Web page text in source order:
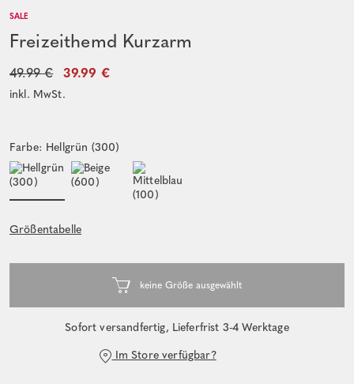
SALE
Freizeithemd Kurzarm
49.99 € 39.99 €
inkl. MwSt.
Farbe: Hellgrün (300)
Größentabelle
Sofort versandfertig, Lieferfrist 3-4 Werktage
Im Store verfügbar?